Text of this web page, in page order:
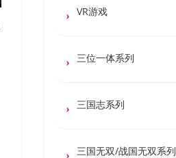
VR游戏
三位一体系列
三国志系列
三国无双/战国无双系列